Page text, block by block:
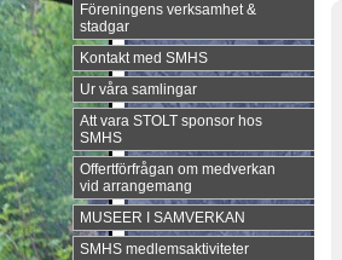
Föreningens verksamhet &
stadgar
Kontakt med SMHS
Ur våra samlingar
Att vara STOLT sponsor hos
SMHS
Offertförfrågan om medverkan
vid arrangemang
MUSEER I SAMVERKAN
SMHS medlemsaktiviteter